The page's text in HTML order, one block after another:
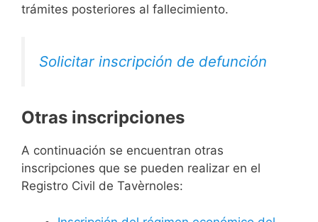
trámites posteriores al fallecimiento.
Solicitar inscripción de defunción
Otras inscripciones
A continuación se encuentran otras
inscripciones que se pueden realizar en el
Registro Civil de Tavèrnoles: